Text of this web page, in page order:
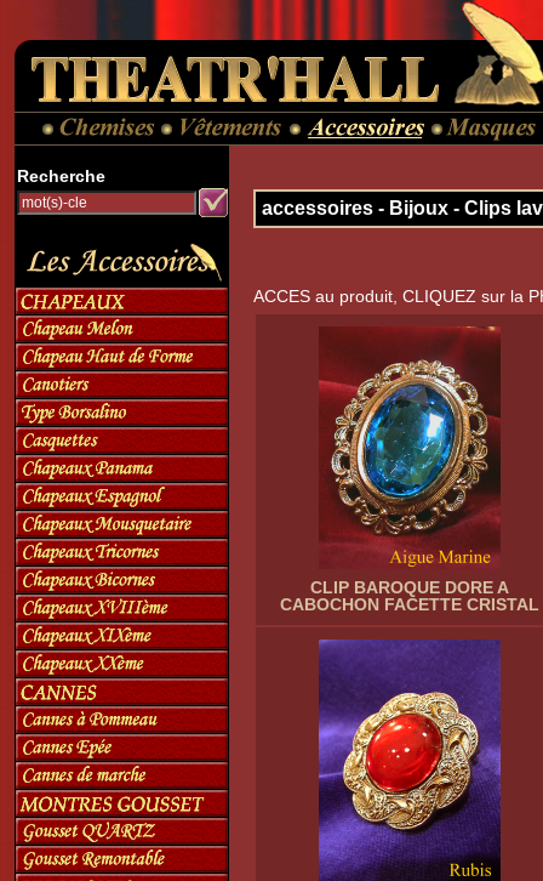
Recherche
accessoires - Bijoux - Clips
ACCES au produit, CLIQUEZ sur la
CLIP BAROQUE DORE A
CABOCHON FACETTE CRISTAL